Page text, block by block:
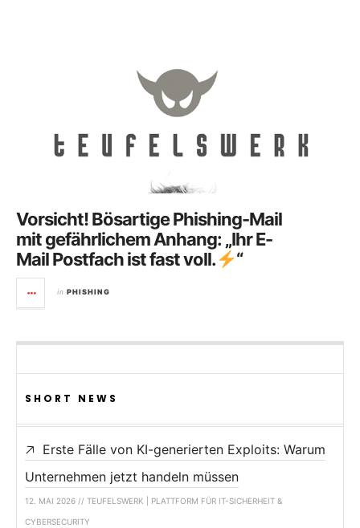
Vorsicht! Bösartige Phishing-Mail
mit gefährlichem Anhang: „Ihr E-
Mail Postfach ist fast voll.
“
in PHISHING
SHORT NEWS
Erste Fälle von KI-generierten Exploits: Warum
Unternehmen jetzt handeln müssen
12. MAI 2026 // TEUFELSWERK | PLATTFORM FÜR IT-SICHERHEIT &
CYBERSECURITY